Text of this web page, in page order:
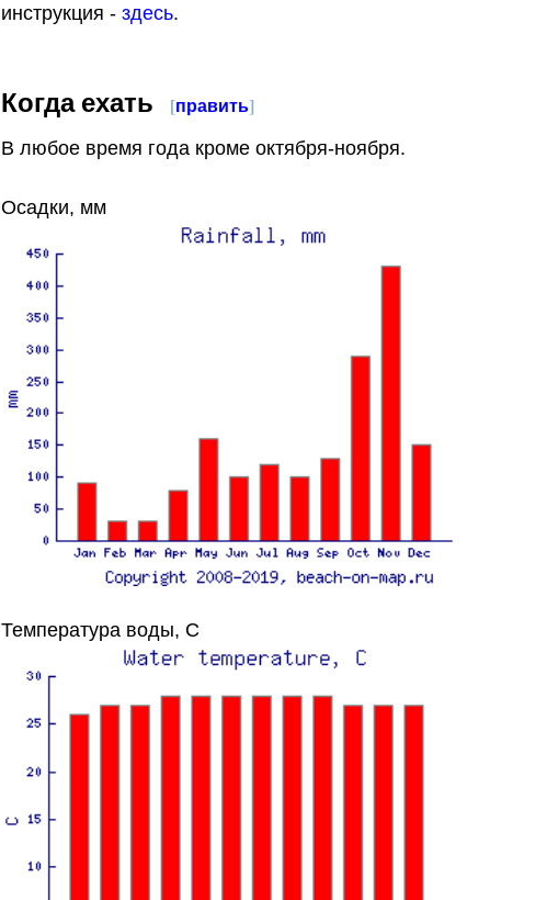
инструкция - здесь.
Когда ехать [править]
В любое время года кроме октября-ноября.
Осадки, мм
Температура воды, C